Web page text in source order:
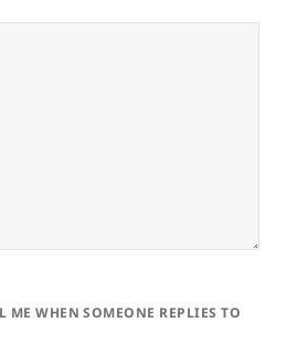
ME WHEN SOMEONE REPLIES TO